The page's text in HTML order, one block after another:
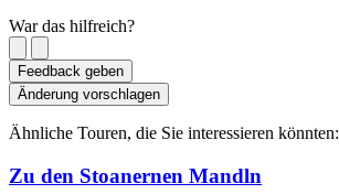
War das hilfreich?
Feedback geben
Änderung vorschlagen
Ähnliche Touren, die Sie interessieren könnten:
Zu den Stoanernen Mandln